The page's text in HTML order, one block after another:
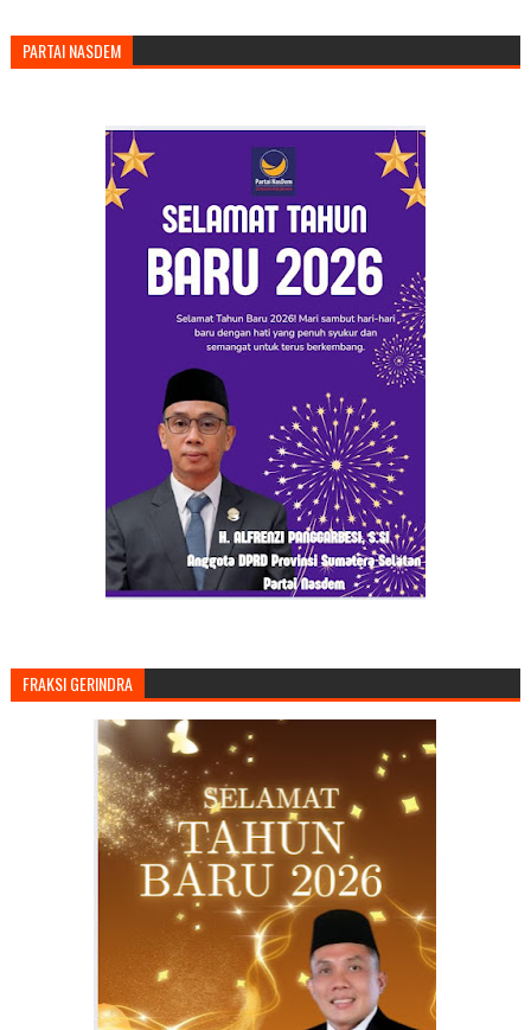
PARTAI NASDEM
FRAKSI GERINDRA